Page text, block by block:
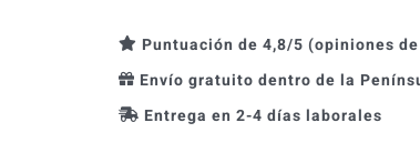
Puntuación de 4,8/5 (opiniones
Envío gratuito dentro de la
Entrega en 2-4 días laborales